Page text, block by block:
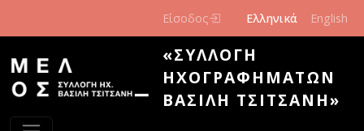
Είσοδος Ελληνικά English
«ΣΥΛΛΟΓΉ
ΗΧΟΓΡΑΦΗΜΆΤΩΝ
ΒΑΣΊΛΗ ΤΣΙΤΣΆΝΗ»